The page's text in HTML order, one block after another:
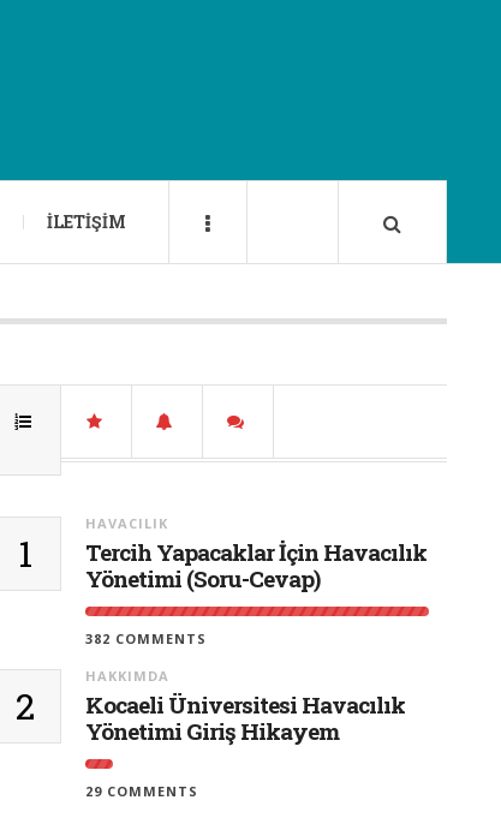
İLETIŞIM
1
HAVACILIK
Tercih Yapacaklar İçin Havacılık
Yönetimi (Soru-Cevap)
382 COMMENTS
2
HAKKIMDA
Kocaeli Üniversitesi Havacılık
Yönetimi Giriş Hikayem
29 COMMENTS